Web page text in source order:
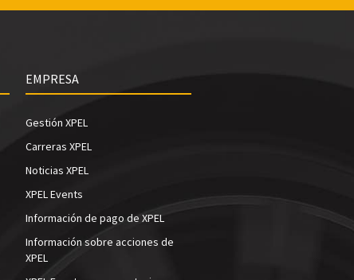
EMPRESA
Gestión XPEL
Carreras XPEL
Noticias XPEL
XPEL Events
Información de pago de XPEL
Información sobre acciones de
XPEL